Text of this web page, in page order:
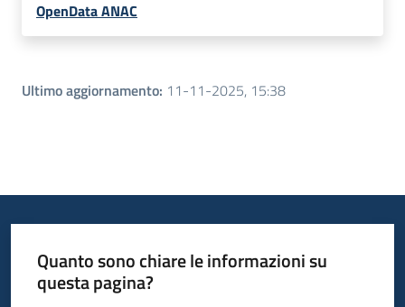
OpenData ANAC
Ultimo aggiornamento: 11-11-2025, 15:38
Quanto sono chiare le informazioni su
questa pagina?